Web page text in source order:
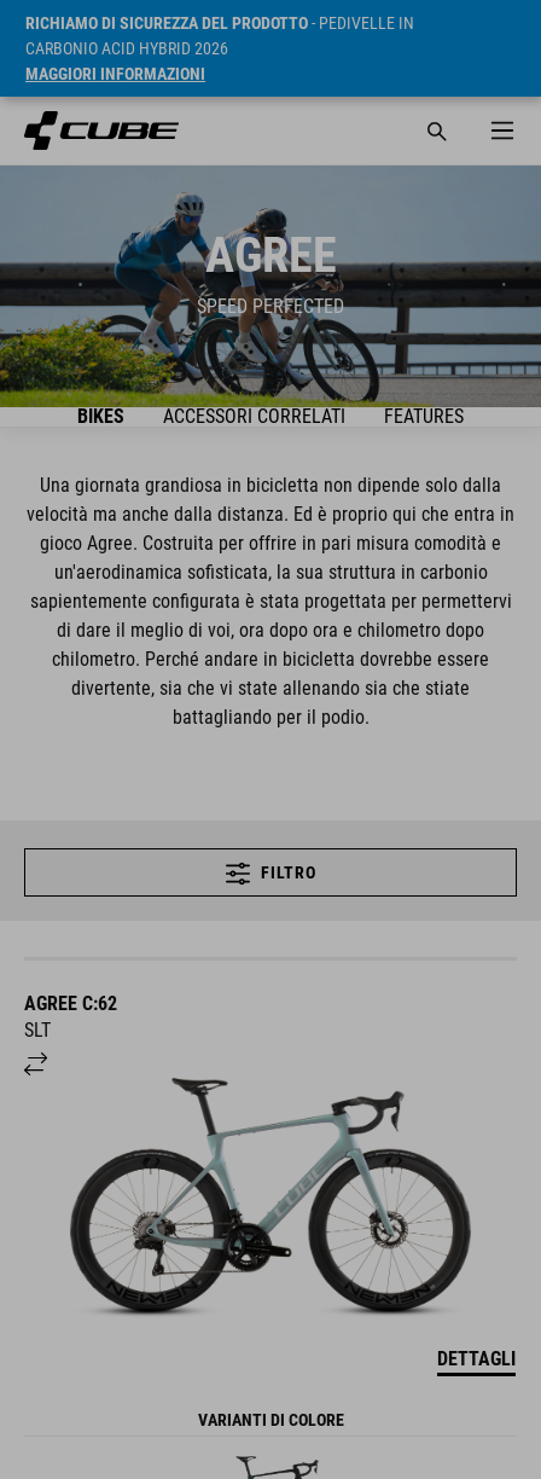
RICHIAMO DI SICUREZZA DEL PRODOTTO- PEDIVELLE IN
CARBONIO ACID HYBRID 2026
MAGGIORI INFORMAZIONI
AGREE
SPEED PERFECTED
BIKES ACCESSORI CORRELATI FEATURES
Una giornata grandiosa in bicicletta non dipende solo dalla
velocità ma anche dalla distanza. Ed è proprio qui che entra in
gioco Agree. Costruita per offrire in pari misura comodità e
un'aerodinamica sofisticata, la sua struttura in carbonio
sapientemente configurata è stata progettata per permettervi
di dare il meglio di voi, ora dopo ora e chilometro dopo
chilometro. Perché andare in bicicletta dovrebbe essere
divertente, sia che vi state allenando sia che stiate
battagliando per il podio.
FILTRO
AGREE C:62
SLT
DETTAGLI
VARIANTI DI COLORE